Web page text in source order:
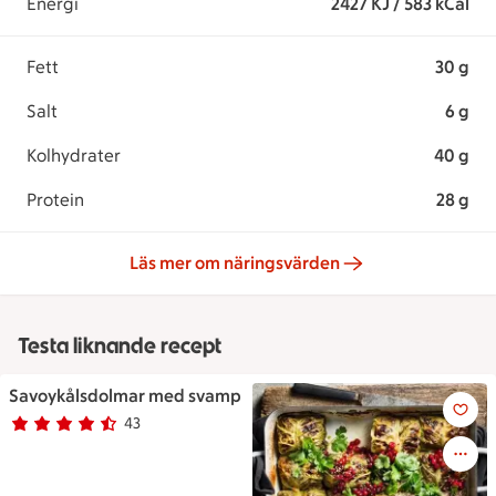
Fett 30 g
Salt 6 g
Kolhydrater 40 g
Protein 28 g
Läs mer om näringsvärden
Testa liknande recept
Savoykålsdolmar med svamp
Betyg 4.2 av 5. 43
43 personer har röstat
Savoykålsdolmar med svamp